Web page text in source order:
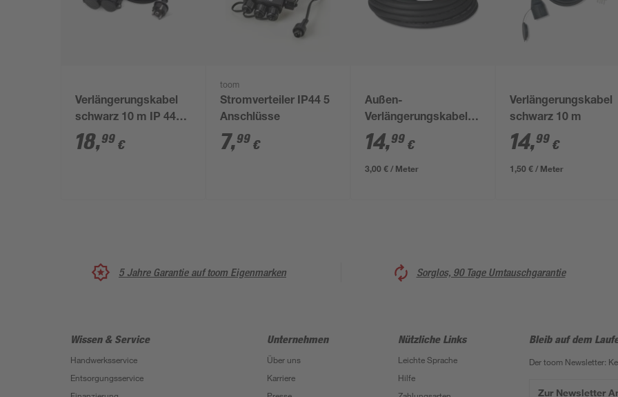
Verlängerungskabel
schwarz 10 m IP 44
zwei Steckflächen
18,99 €
toom
Stromverteiler IP44 5
Anschlüsse
7,99 €
Außen-
Verlängerungskabel
schwarz 2-fach 5 m
14,99 €
3,00 € / Meter
Verlängerungskabel
schwarz 10 m
14,99 €
1,50 € / Meter
5 Jahre Garantie auf toom Eigenmarken Sorglos, 90 Tage Umtauschgarantie
Wissen & Service
Handwerksservice
Entsorgungsservice
Unternehmen
Über uns
Karriere
Nützliche Links
Leichte Sprache
Hilfe
Bleib auf dem
Der toom Newsletter:
Zur Newsletter